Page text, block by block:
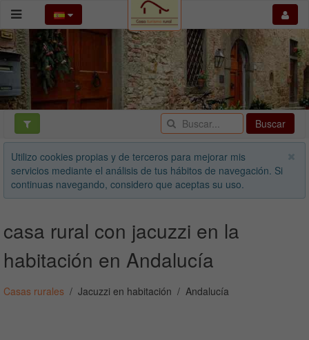
Buscar
Utilizo cookies propias y de terceros para mejorar mis
servicios mediante el análisis de tus hábitos de navegación. Si
continuas navegando, considero que aceptas su uso.
casa rural con jacuzzi en la
habitación en Andalucía
Casas rurales Jacuzzi en habitación Andalucía